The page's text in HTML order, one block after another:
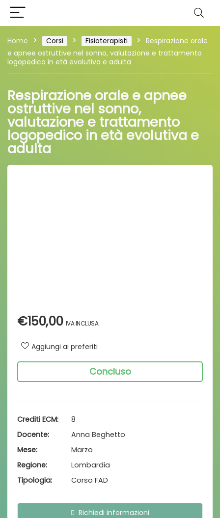
Home Corsi Fisioterapisti
Respirazione orale
e apnee ostruttive nel sonno, valutazione e trattamento
logopedico in età evolutiva e adulta
Respirazione orale e apnee
ostruttive nel sonno,
valutazione e trattamento
logopedico in età evolutiva e
adulta
€150,00
Aggiungi ai preferiti
Concluso
Crediti ECM
8
Docente
Anna Beghetto
Mese
Marzo
Regione
Lombardia
Tipologia
Corso FAD
Richiedi informazioni